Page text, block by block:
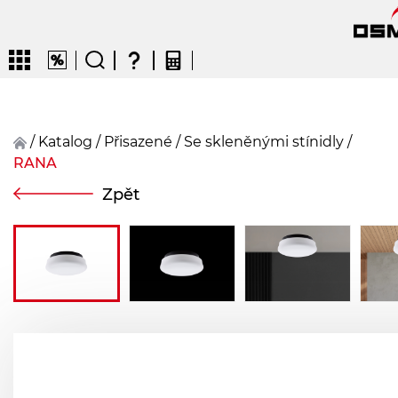
CZENDE
/ Katalog / přisazené / Se skleněnými stínidly /
RANA
Zpět